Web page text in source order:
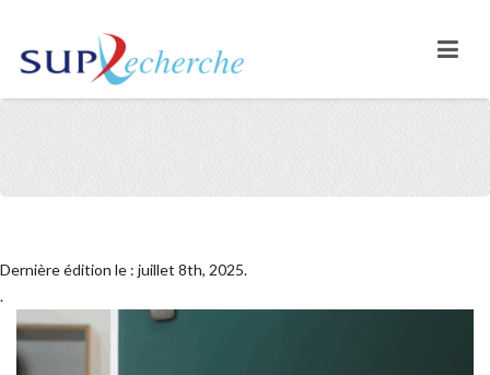
Dernière édition le : juillet 8th, 2025.
.